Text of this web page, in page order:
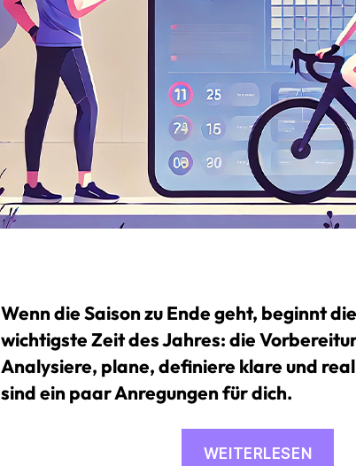
Wenn die Saison zu Ende geht, beginnt
wichtigste Zeit des Jahres: die
Analysiere, plane, definiere klare und
sind ein paar Anregungen für dich.
WEITERLESEN